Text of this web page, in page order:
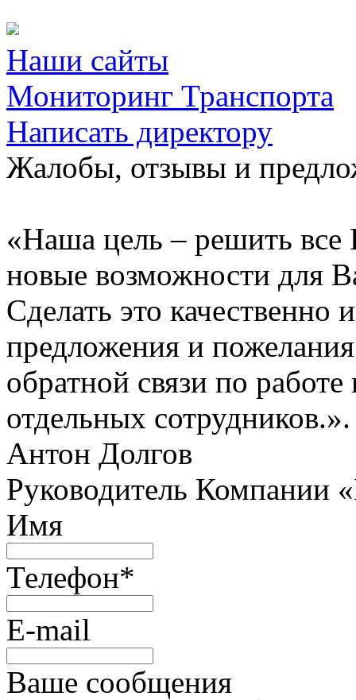
Наши сайты
Мониторинг Транспорта
Написать директору
Жалобы, отзывы и
«Наша цель – решить все
новые возможности для
Сделать это
предложения и
обратной связи по
отдельных сотрудников.».
Антон Долгов
Руководитель Компании
Имя
Телефон*
E-mail
Ваше сообщения